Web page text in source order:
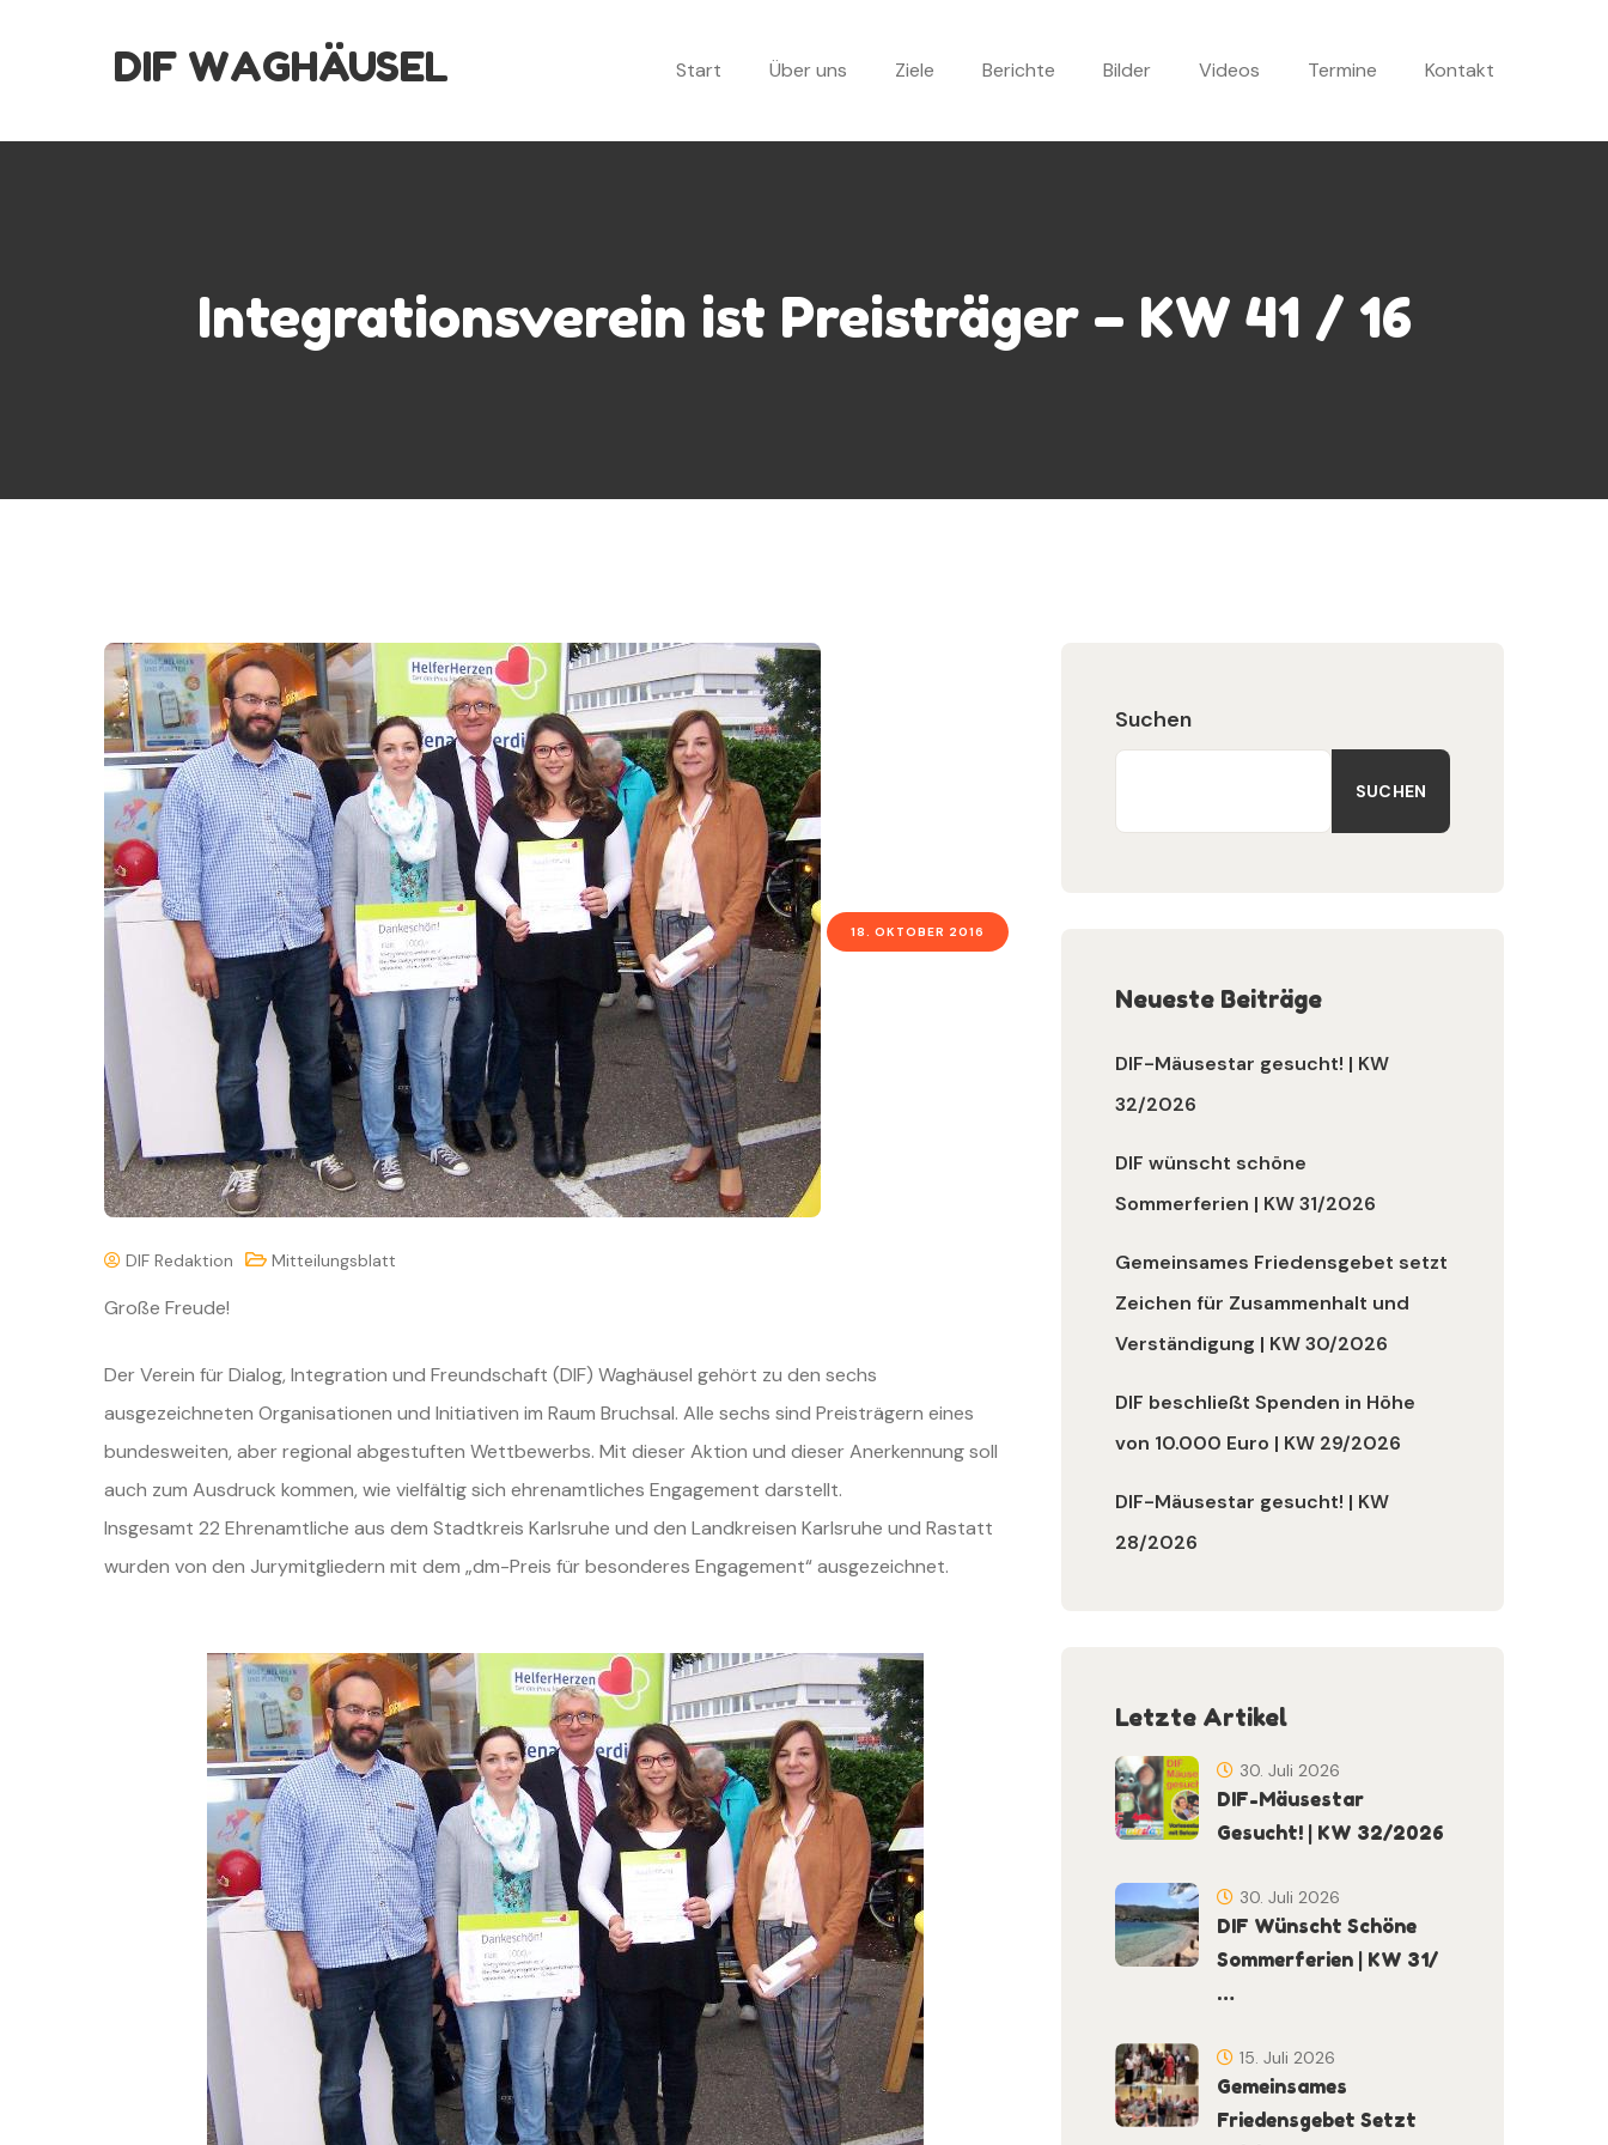
DIF WAGHÄUSEL Start Über uns Ziele Berichte Bilder Videos Termine Kontakt
Integrationsverein ist Preisträger – KW 41 / 16
18. OKTOBER 2016
DIF Redaktion Mitteilungsblatt
Große Freude!
Der Verein für Dialog, Integration und Freundschaft (DIF) Waghäusel gehört zu den sechs
ausgezeichneten Organisationen und Initiativen im Raum Bruchsal. Alle sechs sind Preisträgern eines
bundesweiten, aber regional abgestuften Wettbewerbs. Mit dieser Aktion und dieser Anerkennung soll
auch zum Ausdruck kommen, wie vielfältig sich ehrenamtliches Engagement darstellt.
Insgesamt 22 Ehrenamtliche aus dem Stadtkreis Karlsruhe und den Landkreisen Karlsruhe und Rastatt
wurden von den Jurymitgliedern mit dem „dm-Preis fürbesonderes Engagement“ ausgezeichnet.
Suchen
SUCHEN
Neueste Beiträge
DIF-Mäusestar gesucht! | KW
32/2026
DIF wünscht schöne
Sommerferien | KW 31/2026
Gemeinsames Friedensgebet setzt
Zeichen für Zusammenhalt und
Verständigung | KW 30/2026
DIF beschließt Spenden in Höhe
von 10.000 Euro | KW 29/2026
DIF-Mäusestar gesucht! | KW
28/2026
Letzte Artikel
DIF-Mäusestar
Gesucht! | KW 32/2026
30. Juli 2026
DIF Wünscht Schöne
Sommerferien | KW 31/
…
30. Juli 2026
Gemeinsames
Friedensgebet Setzt
15. Juli 2026